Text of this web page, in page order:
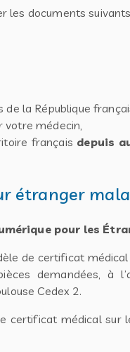
les documents
la République
votre médecin,
français depuis
étranger
pour les
de certificat
demandées, à
Cedex 2.
médical sur